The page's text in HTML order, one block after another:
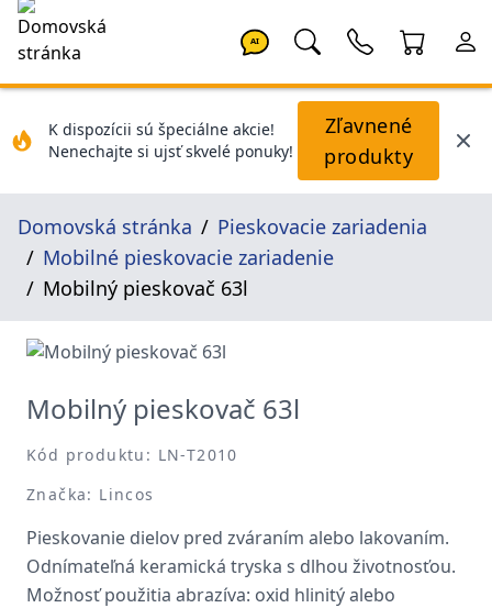
AI
K dispozícii sú špeciálne akcie!
Nenechajte si ujsť skvelé ponuky!
Zľavnené
produkty
Domovská stránka
Pieskovacie zariadenia
Mobilné pieskovacie zariadenie
Mobilný pieskovač 63l
Mobilný pieskovač 63l
Kód produktu: LN-T2010
Značka: Lincos
Pieskovanie dielov pred zváraním alebo lakovaním.
Odnímateľná keramická tryska s dlhou životnosťou.
Možnosť použitia abrazíva: oxid hlinitý alebo